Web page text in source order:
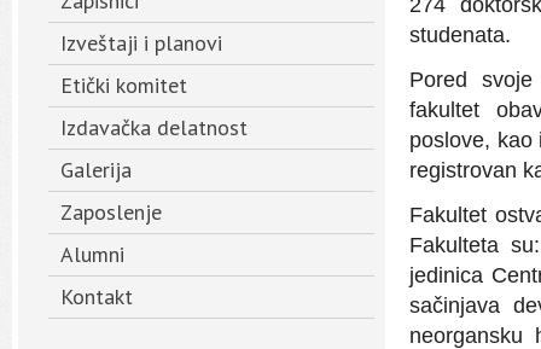
Izveštaji i planovi
Etički komitet
Izdavačka delatnost
Galerija
Zaposlenje
Alumni
Kontakt
274
studenata.
Pored svoje
fakultet
poslove, kao
registrovan
Fakultet
Fakulteta
jedinica
sačinjava
neorgansku